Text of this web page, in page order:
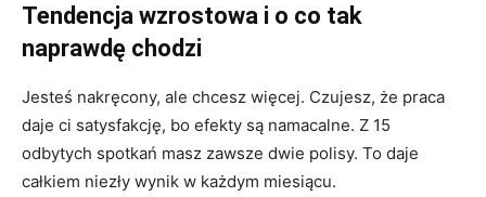
Tendencja wzrostowa i o co tak
naprawdę chodzi
Jesteś nakręcony, ale chcesz więcej. Czujesz, że praca
daje ci satysfakcję, bo efekty są namacalne. Z 15
odbytych spotkań masz zawsze dwie polisy. To daje
całkiem niezły wynik w każdym miesiącu.
(pn-pt)
Szkolenia i konferencje
Nowe produkty
Praca w
ubezpieczeniach
Podcasty
Zaakceptuj Warunki